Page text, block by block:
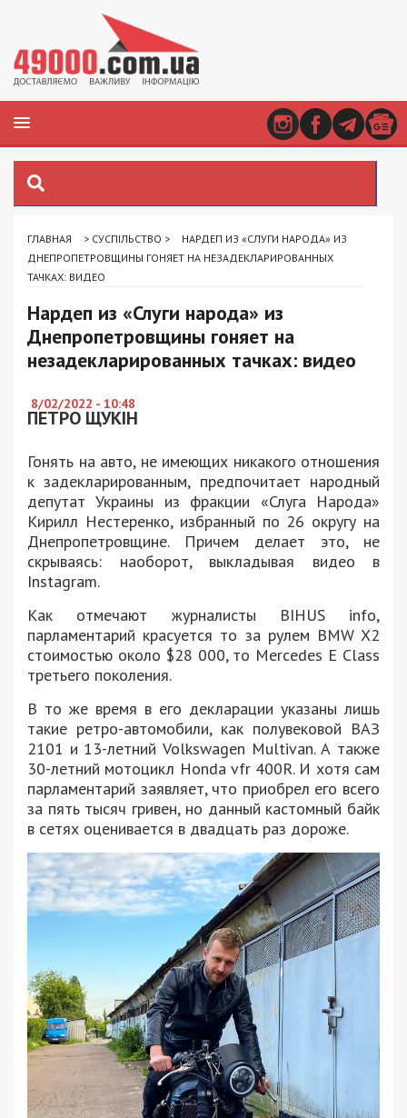
ГЛАВНАЯ > СУСПІЛЬСТВО >
НАРДЕП ИЗ «СЛУГИ НАРОДА» ИЗ
ДНЕПРОПЕТРОВЩИНЫ ГОНЯЕТ НА НЕЗАДЕКЛАРИРОВАННЫХ
ТАЧКАХ: ВИДЕО
Нардеп из «Слуги народа» из
Днепропетровщины гоняет на
незадекларированных тачках: видео
8/02/2022 - 10:48
ПЕТРО ЩУКІН
Гонять на авто, не имеющих никакого отношения
к задекларированным, предпочитает народный
депутат Украины из фракции «Слуга Народа»
Кирилл Нестеренко, избранный по 26 округу на
Днепропетровщине. Причем делает это, не
скрываясь: наоборот, выкладывая видео в
Instagram.
Как отмечают журналисты BIHUS info,
парламентарий красуется то за рулем BMW X2
стоимостью около $28 000, то Mercedes E Class
третьего поколения.
В то же время в его декларации указаны лишь
такие ретро-автомобили, как полувековой ВАЗ
2101 и 13-летний Volkswagen Multivan. А также
30-летний мотоцикл Honda vfr 400R. И хотя сам
парламентарий заявляет, что приобрел его всего
за пять тысяч гривен, но данный кастомный байк
в сетях оценивается в двадцать раз дороже.